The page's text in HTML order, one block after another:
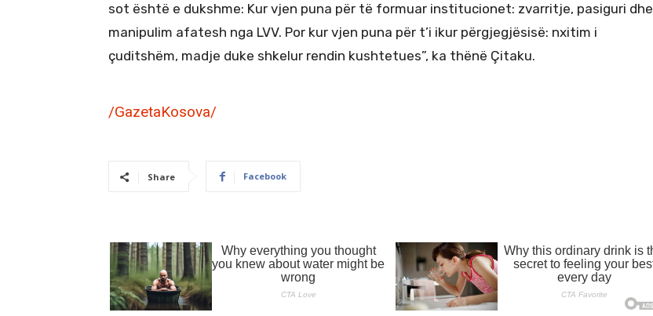
sot është e dukshme: Kur vjen puna për të formuar institucionet: zvarritje, pasiguri dhe
manipulim afatesh nga LVV. Por kur vjen puna për t’i ikur përgjegjësisë: nxitim i
çuditshëm, madje duke shkelur rendin kushtetues”, ka thënë Çitaku.
/GazetaKosova/
Share Facebook